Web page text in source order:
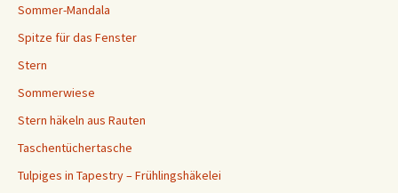
Sommer-Mandala
Spitze für das Fenster
Stern
Sommerwiese
Stern häkeln aus Rauten
Taschentüchertasche
Tulpiges in Tapestry – Frühlingshäkelei